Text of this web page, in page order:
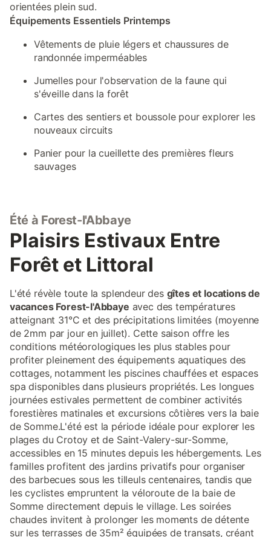
orientées plein sud.
Équipements Essentiels Printemps
Vêtements de pluie légers et chaussures de
randonnée imperméables
Jumelles pour l'observation de la faune qui
s'éveille dans la forêt
Cartes des sentiers et boussole pour explorer les
nouveaux circuits
Panier pour la cueillette des premières fleurs
sauvages
Été à Forest-l'Abbaye
Plaisirs Estivaux Entre
Forêt et Littoral
L'été révèle toute la splendeur des gîtes et locations de
vacances Forest-l'Abbaye avec des températures
atteignant 31°C et des précipitations limitées (moyenne
de 2mm par jour en juillet). Cette saison offre les
conditions météorologiques les plus stables pour
profiter pleinement des équipements aquatiques des
cottages, notamment les piscines chauffées et espaces
spa disponibles dans plusieurs propriétés. Les longues
journées estivales permettent de combiner activités
forestières matinales et excursions côtières vers la baie
de Somme.L'été est la période idéale pour explorer les
plages du Crotoy et de Saint-Valery-sur-Somme,
accessibles en 15 minutes depuis les hébergements. Les
familles profitent des jardins privatifs pour organiser
des barbecues sous les tilleuls centenaires, tandis que
les cyclistes empruntent la véloroute de la baie de
Somme directement depuis le village. Les soirées
chaudes invitent à prolonger les moments de détente
sur les terrasses de 35m² équipées de transats, créant